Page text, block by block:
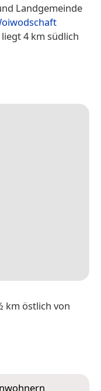
Landgemeinde
liegt 4 km südlich
km östlich von